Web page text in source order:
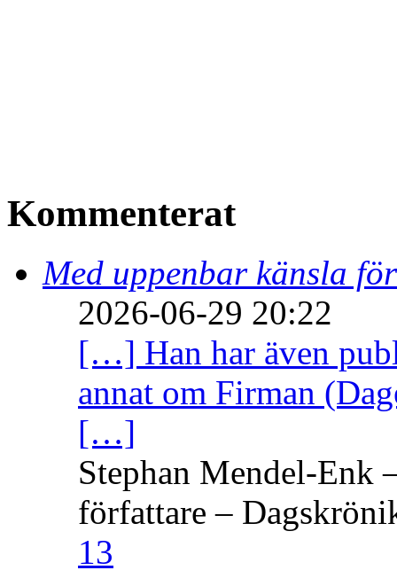
Kommenterat
Med uppenbar känsla
2026-06-29 20:22
[…] Han har även
annat om Firman
[…]
Stephan Mendel-Enk
författare –
13